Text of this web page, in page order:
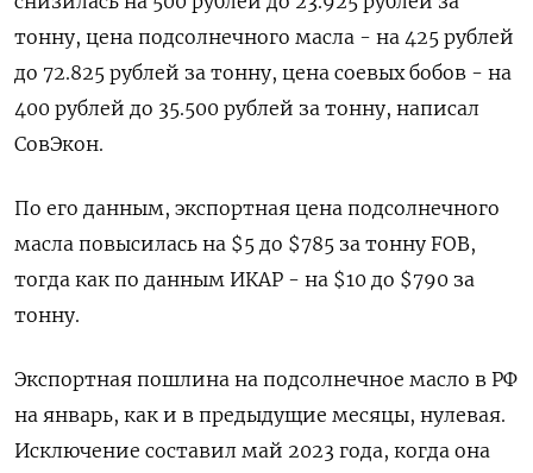
тонну, цена подсолнечного масла - на 425 рублей
до 72.825 рублей за тонну, цена соевых бобов - на
400 рублей до 35.500 рублей за тонну, написал
СовЭкон.
По его данным, экспортная цена подсолнечного
масла повысилась на $5 до $785 за тонну FOB,
тогда как по данным ИКАР - на $10 до $790 за
тонну.
Экспортная пошлина на подсолнечное масло в РФ
на январь, как и в предыдущие месяцы, нулевая.
Исключение составил май 2023 года, когда она